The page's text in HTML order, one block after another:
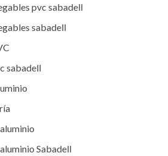
pvc sabadell
sabadell
sabadell
Sabadell